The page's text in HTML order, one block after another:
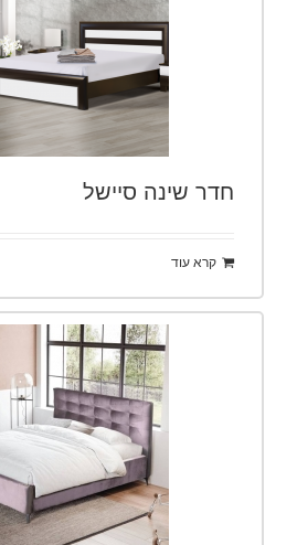
חדר שינה סיישל
קרא עוד